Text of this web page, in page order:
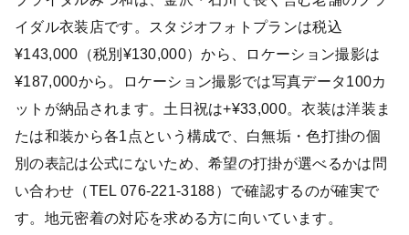
イダル衣装店です。スタジオフォトプランは税込
¥143,000（税別¥130,000）から、ロケーション撮影は
¥187,000から。ロケーション撮影では写真データ100カ
ットが納品されます。土日祝は+¥33,000。衣装は洋装ま
たは和装から各1点という構成で、白無垢・色打掛の個
別の表記は公式にないため、希望の打掛が選べるかは問
い合わせ（TEL 076-221-3188）で確認するのが確実で
す。地元密着の対応を求める方に向いています。